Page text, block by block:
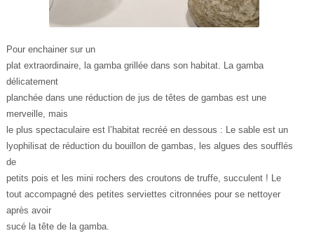
Pour enchainer sur un
plat extraordinaire, la gamba grillée dans son habitat. La gamba
délicatement
planchée dans une réduction de jus de têtes de gambas est une
merveille, mais
le plus spectaculaire est l’habitat recréé en dessous : Le sable est un
lyophilisat de réduction du bouillon de gambas, les algues des soufflés
de
petits pois et les mini rochers des croutons de truffe, succulent ! Le
tout accompagné des petites serviettes citronnées pour se nettoyer
après avoir
sucé la tête de la gamba.